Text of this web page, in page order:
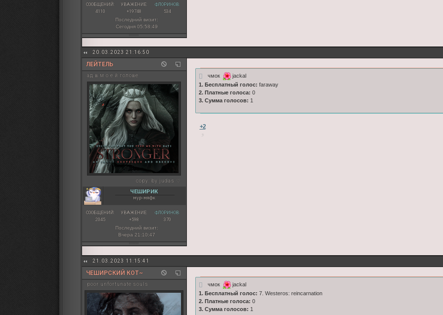
СООБЩЕНИЙ:
4110
УВАЖЕНИЕ:
+19748
ФЛОРИНОВ:
534
Последний визит:
Сегодня 05:58:49
20.03.2023 21:16:50
ЛЕЙТЕЛЬ
ад в м о е й голове
copy: by judas ♡
ЧЕШИРИК
мур-мяфк
СООБЩЕНИЙ:
2045
УВАЖЕНИЕ:
+598
ФЛОРИНОВ:
370
Последний визит:
Вчера 21:10:47
чмок
jackal
1. Бесплатный голос: faraway
2. Платные голоса: 0
3. Сумма голосов: 1
+2
21.03.2023 11:15:41
ЧЕШИРСКИЙ КОТ~
poor unfortunate souls чмок
jackal
1. Бесплатный голос: 7. Westeros: reincarnation
2. Платные голоса: 0
3. Сумма голосов: 1